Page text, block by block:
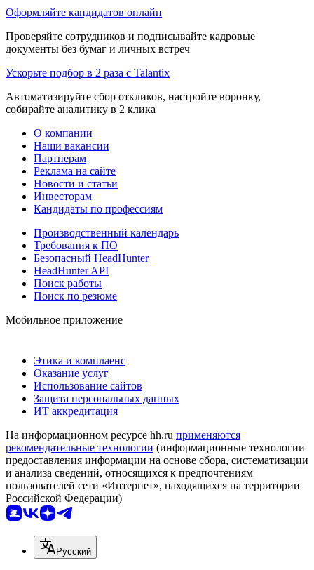
Оформляйте кандидатов онлайн
Проверяйте сотрудников и подписывайте кадровые
документы без бумаг и личных встреч
Ускорьте подбор в 2 раза с Talantix
Автоматизируйте сбор откликов, настройте воронку,
собирайте аналитику в 2 клика
О компании
Наши вакансии
Партнерам
Реклама на сайте
Новости и статьи
Инвесторам
Кандидаты по профессиям
Производственный календарь
Требования к ПО
Безопасный HeadHunter
HeadHunter API
Поиск работы
Поиск по резюме
Мобильное приложение
Этика и комплаенс
Оказание услуг
Использование сайтов
Защита персональных данных
ИТ аккредитация
На информационном ресурсе hh.ru применяются
рекомендательные технологии (информационные технологии
предоставления информации на основе сбора, систематизации
и анализа сведений, относящихся к предпочтениям
пользователей сети «Интернет», находящихся на территории
Российской Федерации)
Русский